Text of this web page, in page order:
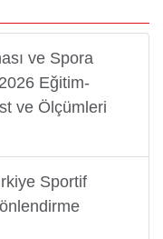
ve Spora
Eğitim-
ve Ölçümleri
Sportif